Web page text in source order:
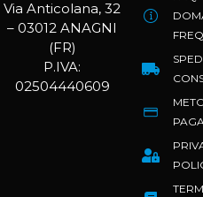
Via Anticolana, 32
– 03012 ANAGNI
(FR)
P.IVA:
02504440609